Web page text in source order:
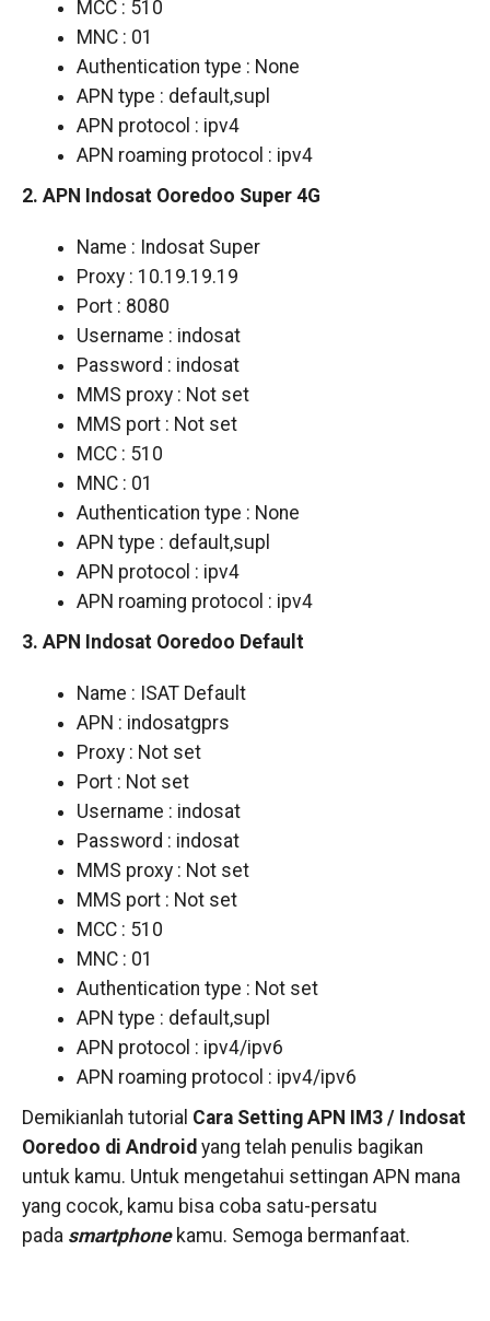
MCC : 510
MNC : 01
Authentication type : None
APN type : default,supl
APN protocol : ipv4
APN roaming protocol : ipv4
2. APN Indosat Ooredoo Super 4G
Name : Indosat Super
Proxy : 10.19.19.19
Port : 8080
Username : indosat
Password : indosat
MMS proxy : Not set
MMS port : Not set
MCC : 510
MNC : 01
Authentication type : None
APN type : default,supl
APN protocol : ipv4
APN roaming protocol : ipv4
3. APN Indosat Ooredoo Default
Name : ISAT Default
APN : indosatgprs
Proxy : Not set
Port : Not set
Username : indosat
Password : indosat
MMS proxy : Not set
MMS port : Not set
MCC : 510
MNC : 01
Authentication type : Not set
APN type : default,supl
APN protocol : ipv4/ipv6
APN roaming protocol : ipv4/ipv6
Demikianlah tutorial Cara Setting APN IM3 / Indosat
Ooredoo di Android yang telah penulis bagikan
untuk kamu. Untuk mengetahui settingan APN mana
yang cocok, kamu bisa coba satu-persatu
pada smartphone kamu. Semoga bermanfaat.